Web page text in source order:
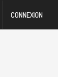
CONNEXION